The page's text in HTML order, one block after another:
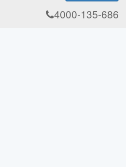
金相显微镜熔点仪
体视显微镜熔点仪
4000-135-686